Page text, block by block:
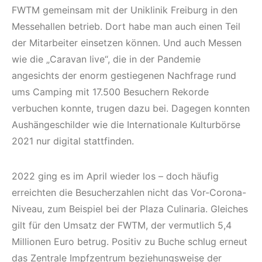
FWTM gemeinsam mit der Uniklinik Freiburg in den
Messehallen betrieb. Dort habe man auch einen Teil
der Mitarbeiter einsetzen können. Und auch Messen
wie die „Caravan live“, die in der Pandemie
angesichts der enorm gestiegenen Nachfrage rund
ums Camping mit 17.500 Besuchern Rekorde
verbuchen konnte, trugen dazu bei. Dagegen konnten
Aushängeschilder wie die Internationale Kulturbörse
2021 nur digital stattfinden.
2022 ging es im April wieder los – doch häufig
erreichten die Besucherzahlen nicht das Vor-Corona-
Niveau, zum Beispiel bei der Plaza Culinaria. Gleiches
gilt für den Umsatz der FWTM, der vermutlich 5,4
Millionen Euro betrug. Positiv zu Buche schlug erneut
das Zentrale Impfzentrum beziehungsweise der